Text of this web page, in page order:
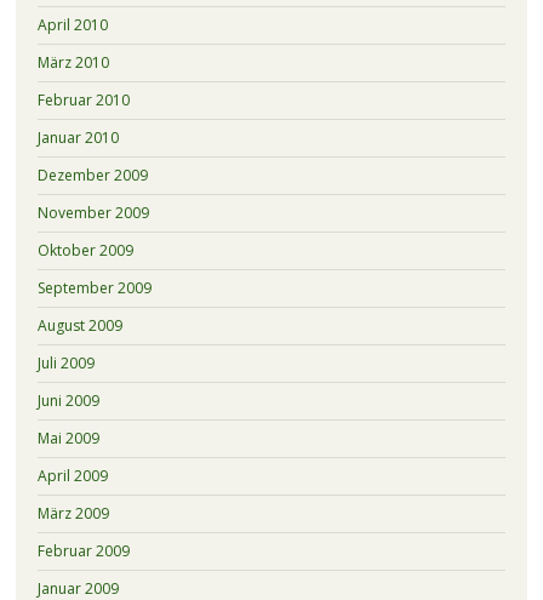
April 2010
März 2010
Februar 2010
Januar 2010
Dezember 2009
November 2009
Oktober 2009
September 2009
August 2009
Juli 2009
Juni 2009
Mai 2009
April 2009
März 2009
Februar 2009
Januar 2009